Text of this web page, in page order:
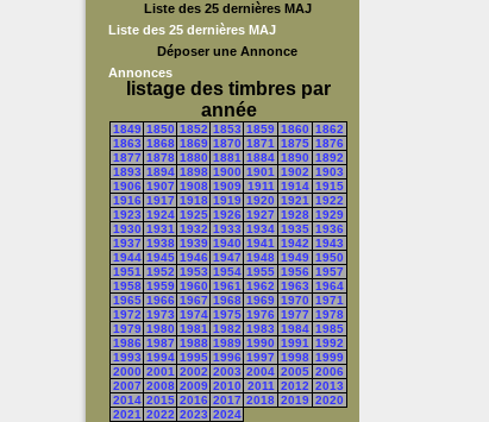
Liste des 25 dernières MAJ
Liste des 25 dernières MAJ
Déposer une Annonce
Annonces
listage des timbres par
année
1849 1850 1852 1853 1859 1860 1862
1863 1868 1869 1870 1871 1875 1876
1877 1878 1880 1881 1884 1890 1892
1893 1894 1898 1900 1901 1902 1903
1906 1907 1908 1909 1911 1914 1915
1916 1917 1918 1919 1920 1921
1922
1923 1924 1925 1926 1927 1928 1929
1930 1931 1932 1933 1934 1935 1936
1937 1938 1939 1940 1941 1942 1943
1944 1945 1946 1947 1948 1949 1950
1951 1952 1953 1954 1955 1956 1957
1958 1959 1960 1961 1962 1963 1964
1965 1966 1967 1968 1969 1970 1971
1972 1973 1974 1975 1976 1977 1978
1979 1980 1981 1982 1983 1984 1985
1986 1987 1988 1989 1990 1991
1992
1993 1994 1995 1996 1997 1998 1999
2000 2001 2002 2003 2004 2005 2006
2007 2008 2009 2010 2011 2012 2013
2014 2015 2016 2017 2018 2019 2020
2021 2022 2023 2024